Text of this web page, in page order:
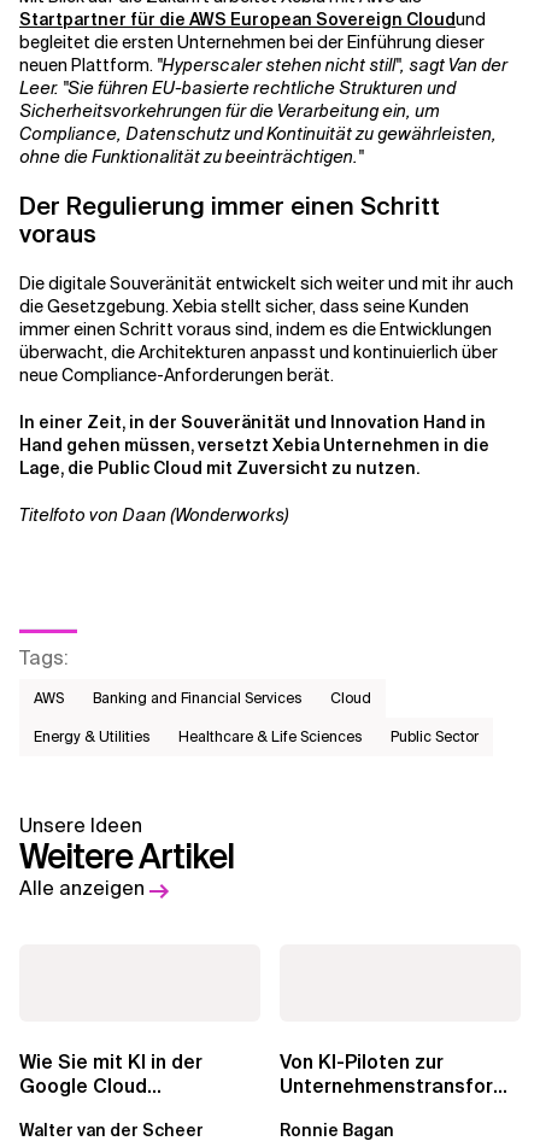
Startpartner für die AWS European Sovereign Cloudund
begleitet die ersten Unternehmen bei der Einführung dieser
neuen Plattform. "Hyperscaler stehen nicht still", sagt Van der
Leer. "Sie führen EU-basierte rechtliche Strukturen und
Sicherheitsvorkehrungen für die Verarbeitung ein, um
Compliance, Datenschutz und Kontinuität zu gewährleisten,
ohne die Funktionalität zu beeinträchtigen."
Der Regulierung immer einen Schritt
voraus
Die digitale Souveränität entwickelt sich weiter und mit ihr auch
die Gesetzgebung. Xebia stellt sicher, dass seine Kunden
immer einen Schritt voraus sind, indem es die Entwicklungen
überwacht, die Architekturen anpasst und kontinuierlich über
neue Compliance-Anforderungen berät.
In einer Zeit, in der Souveränität und Innovation Hand in
Hand gehen müssen, versetzt Xebia Unternehmen in die
Lage, die Public Cloud mit Zuversicht zu nutzen.
Titelfoto von Daan (Wonderworks)
Tags:
AWS​ Banking and Financial Services
Cloud
Energy & Utilities
Healthcare & Life Sciences Public Sector​
Unsere Ideen
Weitere Artikel
Alle anzeigen
Wie Sie mit KI in der
Google Cloud
freisetzen
Walter van der Scheer
Von KI-Piloten zur
Organisationen bei der...
Ronnie Bagan